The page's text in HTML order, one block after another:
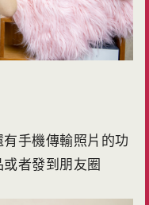
手機傳輸照片的功
者發到朋友圈